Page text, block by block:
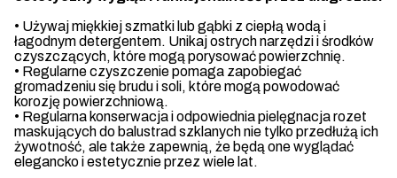
• Używaj miękkiej szmatki lub gąbki z ciepłą wodą i
łagodnym detergentem. Unikaj ostrych narzędzi i środków
czyszczących, które mogą porysować powierzchnię.
• Regularne czyszczenie pomaga zapobiegać
gromadzeniu się brudu i soli, które mogą powodować
korozję powierzchniową.
• Regularna konserwacja i odpowiednia pielęgnacja rozet
maskujących do balustrad szklanych nie tylko przedłużą ich
żywotność, ale także zapewnią, że będą one wyglądać
elegancko i estetycznie przez wiele lat.